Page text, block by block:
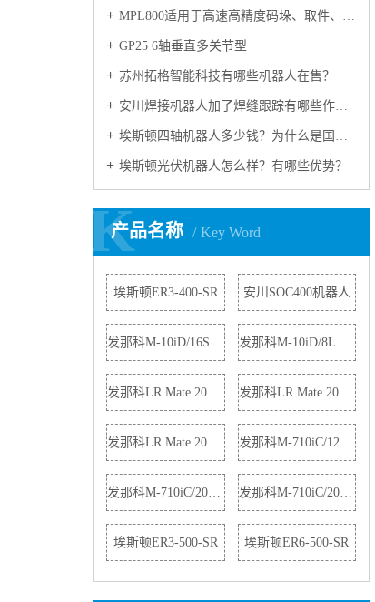
MPL800适用于高速高精度码垛、取件、 包装的多功能工业用机器人
GP25 6轴垂直多关节型
苏州拓格智能科技有哪些机器人在售？
安川焊接机器人加了焊缝跟踪有哪些作用？
埃斯顿四轴机器人多少钱？为什么是国产机器人冠军？
埃斯顿光伏机器人怎么样？有哪些优势？
产品名称 Key Word
K
K
埃斯顿ER3-400-SR 安川SOC400机器人
发那科M-10iD/16S机器人 发那科M-10iD/8L机器人
发那科LR Mate 200iD机器人 发那科LR Mate 200iD/4S机器人
发那科LR Mate 200iD/4S机器人 发那科M-710iC/12L机器人
发那科M-710iC/20M机器人 发那科M-710iC/20L机器人
埃斯顿ER3-500-SR 埃斯顿ER6-500-SR